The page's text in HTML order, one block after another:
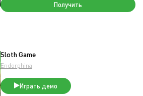
Получить
Sloth Game
Endorphina
Играть демо